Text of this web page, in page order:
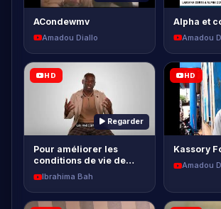
HD
Pour améliorer les
conditions de vie de
toute la population
guinéenne…
Ibrahima Bah
HD
Kassory
Amadou